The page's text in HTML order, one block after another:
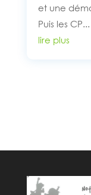
et une
Puis les CP...
lire plus